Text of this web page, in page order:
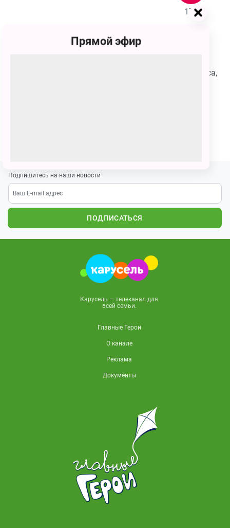
171
Виктория Алексеевна Шатрова
Его зовут Гафрингас, который обладает силой скунса,
Подпишитесь на наши новости
ПОДПИСАТЬСЯ
Карусель — телеканал для
всей семьи.
Главные Герои
О канале
Реклама
Документы
Прямой эфир